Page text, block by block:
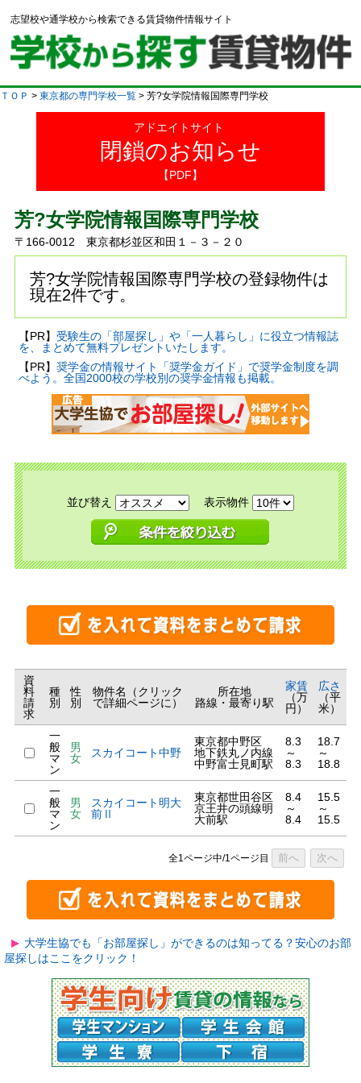
志望校や通学校から検索できる賃貸物件情報サイト
ＴＯＰ > 東京都の専門学校一覧 > 芳?女学院情報国際専門学校
アドエイトサイト
閉鎖のお知らせ
【PDF】
芳?女学院情報国際専門学校
〒166-0012 東京都杉並区和田１－３－２０
芳?女学院情報国際専門学校の登録物件は
現在2件です。
【PR】 受験生の「部屋探し」や「一人暮らし」に役立つ情報誌
を、まとめて無料プレゼントいたします。
【PR】 奨学金の情報サイト「奨学金ガイド」で奨学金制度を調
べよう。全国2000校の学校別の奨学金情報も掲載。
並び替え 表示物件
資
料
請
求
種
別
性
別
物件名（クリック
で詳細ページに）
所在地
路線・最寄り駅
家賃
（万
円）
広さ
（平
米）
一
般
マ
ン
男
女
スカイコート中野
東京都中野区
地下鉄丸ノ内線
中野富士見町駅
8.3
～
8.3
18.7
～
18.8
一
般
マ
ン
男
女
スカイコート明大
前Ⅱ
東京都世田谷区
京王井の頭線明
大前駅
8.4
～
8.4
15.5
～
15.5
全1ページ中/1ページ目 前へ 次へ
大学生協でも「お部屋探し」ができるのは知ってる？安心のお部
屋探しはここをクリック！